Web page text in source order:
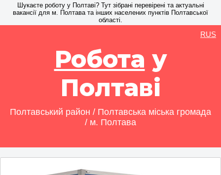
Шукаєте роботу у Полтаві? Тут зібрані перевірені та актуальні
вакансії для м. Полтава та інших населених пунктів Полтавської
області.
Робота у
Полтаві
Полтавський район / Полтавська міська громада
/ м. Полтава
RUS